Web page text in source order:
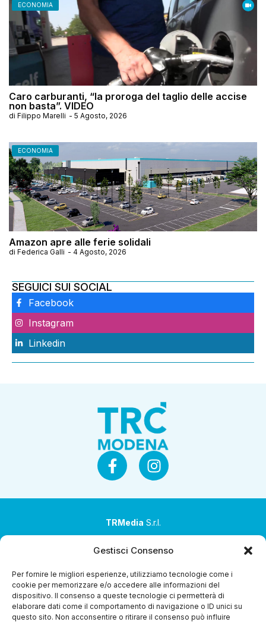
Gestisci Consenso
Per fornire le migliori esperienze, utilizziamo tecnologie come i
cookie per memorizzare e/o accedere alle informazioni del
dispositivo. Il consenso a queste tecnologie ci permetterà di
elaborare dati come il comportamento di navigazione o ID unici su
questo sito. Non acconsentire o ritirare il consenso può influire
ECONOMIA
Caro carburanti, “la proroga del taglio delle accise
non basta”. VIDEO
di Filippo Marelli - 5 Agosto, 2026
ECONOMIA
Amazon apre alle ferie solidali
di Federica Galli - 4 Agosto, 2026
SEGUICI SUI SOCIAL
Facebook
Instagram
Linkedin
TRMedia S.r.l.
coordinamento da parte di Coop Alleanza 3.0 Soc. Coop.
Sede legale: via Ragazzi del ’99 nr. 51 42124 Reggio Emilia
(RE)